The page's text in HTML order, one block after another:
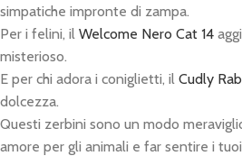
simpatiche impronte di zampa.
Per i felini, il Welcome Nero Cat 14
misterioso.
E per chi adora i coniglietti, il Cudly
dolcezza.
Questi zerbini sono un modo
amore per gli animali e far sentire i